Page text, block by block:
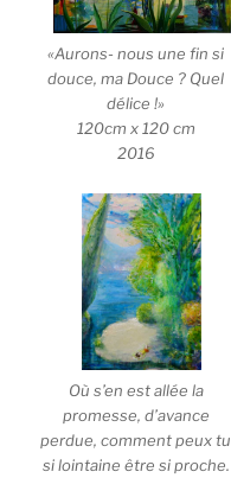
«Aurons- nous une fin si
douce, ma Douce ? Quel
délice !»
120cm x 120 cm
2016
Où s’en est allée la
promesse, d’avance
perdue, comment peux tu
si lointaine être si proche.